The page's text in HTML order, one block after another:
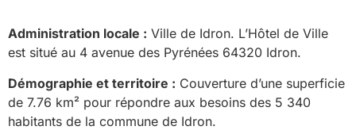
Administration locale : Ville de Idron. L’Hôtel de Ville
est situé au 4 avenue des Pyrénées 64320 Idron.
Démographie et territoire : Couverture d’une superficie
de 7.76 km² pour répondre aux besoins des 5 340
habitants de la commune de Idron.